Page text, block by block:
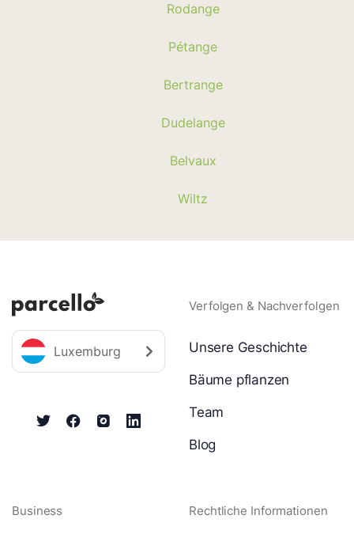
Rodange
Pétange
Bertrange
Dudelange
Belvaux
Wiltz
Luxemburg
Verfolgen & Nachverfolgen
Unsere Geschichte
Bäume pflanzen
Team
Blog
Business Rechtliche Informationen